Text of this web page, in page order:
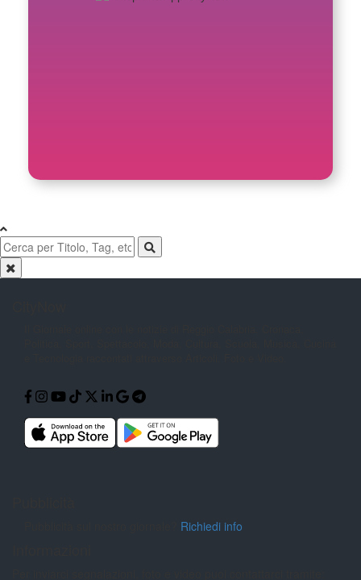
Richiedi info